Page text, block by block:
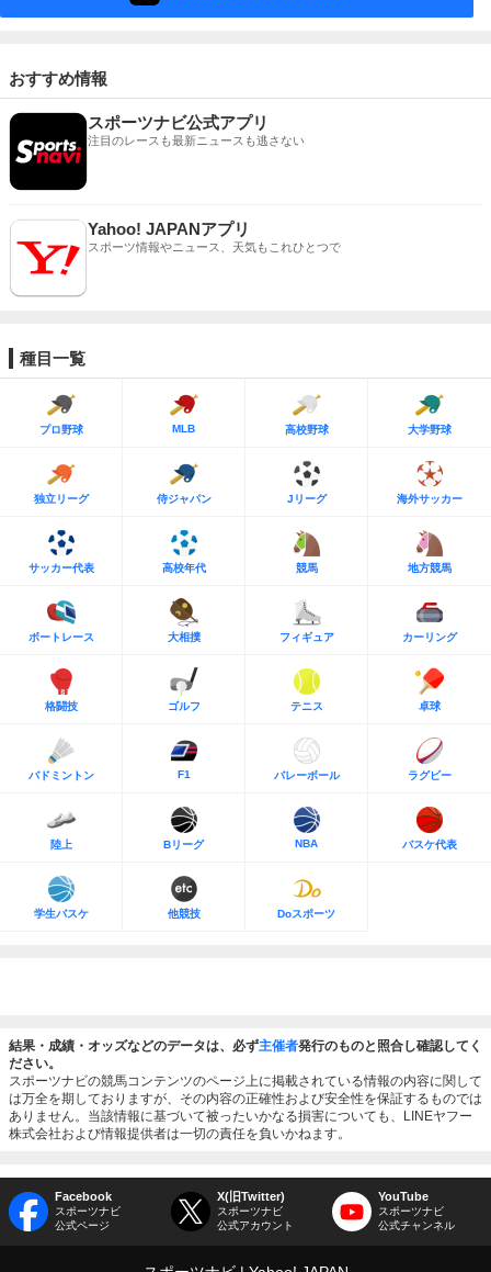
おすすめ情報
スポーツナビ公式アプリ
注目のレースも最新ニュースも逃さない
Yahoo! JAPANアプリ
スポーツ情報やニュース、天気もこれひとつで
種目一覧
プロ野球 MLB 高校野球 大学野球
独立リーグ 侍ジャパン Jリーグ 海外サッカー
サッカー代表 高校年代 競馬 地方競馬
ボートレース 大相撲 フィギュア カーリング
格闘技 ゴルフ テニス 卓球
バドミントン F1 バレーボール ラグビー
陸上 Bリーグ NBA バスケ代表
学生バスケ 他競技 Doスポーツ
結果・成績・オッズなどのデータは、必ず主催者発行のものと照合し確認してく
ださい。
スポーツナビの競馬コンテンツのページ上に掲載されている情報の内容に関して
は万全を期しておりますが、その内容の正確性および安全性を保証するものでは
ありません。当該情報に基づいて被ったいかなる損害についても、LINEヤフー
株式会社および情報提供者は一切の責任を負いかねます。
Facebook
スポーツナビ
公式ページ
X(旧Twitter)
スポーツナビ
公式アカウント
YouTube
スポーツナビ
公式チャンネル